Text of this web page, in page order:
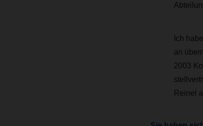
Ich
an
2003
Reinel